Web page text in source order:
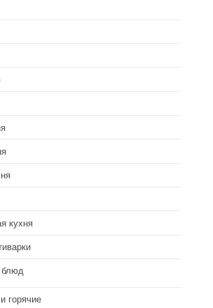
кухня
блюд
горячие